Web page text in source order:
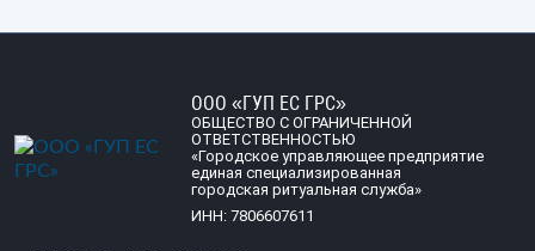
ООО «ГУП ЕС ГРС»
ОБЩЕСТВО С ОГРАНИЧЕННОЙ
ОТВЕТСТВЕННОСТЬЮ
«Городское управляющее предприятие
единая специализированная
городская ритуальная служба»
ИНН: 7806607611